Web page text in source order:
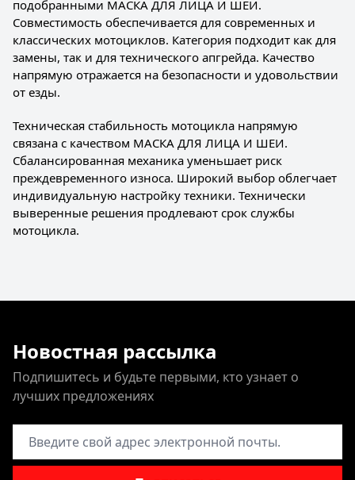
подобранными МАСКА ДЛЯ ЛИЦА И ШЕИ.
Совместимость обеспечивается для современных и
классических мотоциклов. Категория подходит как для
замены, так и для технического апгрейда. Качество
напрямую отражается на безопасности и удовольствии
от езды.
Техническая стабильность мотоцикла напрямую
связана с качеством МАСКА ДЛЯ ЛИЦА И ШЕИ.
Сбалансированная механика уменьшает риск
преждевременного износа. Широкий выбор облегчает
индивидуальную настройку техники. Технически
выверенные решения продлевают срок службы
мотоцикла.
Новостная рассылка
Подпишитесь и будьте первыми, кто узнает о
лучших предложениях
Адрес электронной почты